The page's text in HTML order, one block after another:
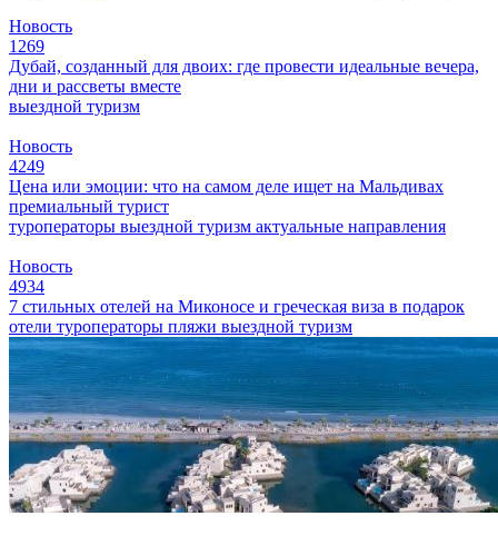
Новость
1269
Дубай, созданный для двоих: где провести идеальные вечера,
дни и рассветы вместе
выездной туризм
Новость
4249
Цена или эмоции: что на самом деле ищет на Мальдивах
премиальный турист
туроператоры выездной туризм актуальные направления
Новость
4934
7 стильных отелей на Миконосе и греческая виза в подарок
отели туроператоры пляжи выездной туризм